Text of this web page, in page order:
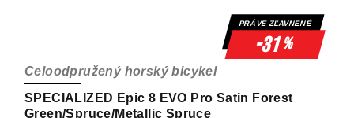
PRÁVE ZĽAVNENÉ
-31%
SPECIALIZED Epic 8 EVO Pro Satin Forest
Green/Spruce/Metallic Spruce
Celoodpružený horský bicykel